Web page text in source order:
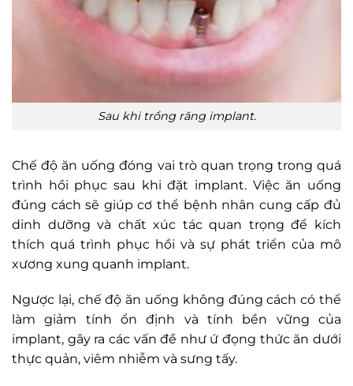
Sau khi trồng răng implant.
Chế độ ăn uống đóng vai trò quan trọng trong quá
trình hồi phục sau khi đặt implant. Việc ăn uống
đúng cách sẽ giúp cơ thể bệnh nhân cung cấp đủ
dinh dưỡng và chất xúc tác quan trọng để kích
thích quá trình phục hồi và sự phát triển của mô
xương xung quanh implant.
Ngược lại, chế độ ăn uống không đúng cách có thể
làm giảm tính ổn định và tính bền vững của
implant, gây ra các vấn đề như ứ đọng thức ăn dưới
thực quản, viêm nhiễm và sưng tấy.